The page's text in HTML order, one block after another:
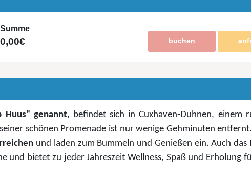
Summe
0,00€ buchen
Huus" genannt, befindet sich in Cuxhaven-Duhnen, einem
schönen Promenade ist nur wenige Gehminuten
und laden zum Bummeln und Genießen ein. Auch das
bietet zu jeder Jahreszeit Wellness, Spaß und Erholung